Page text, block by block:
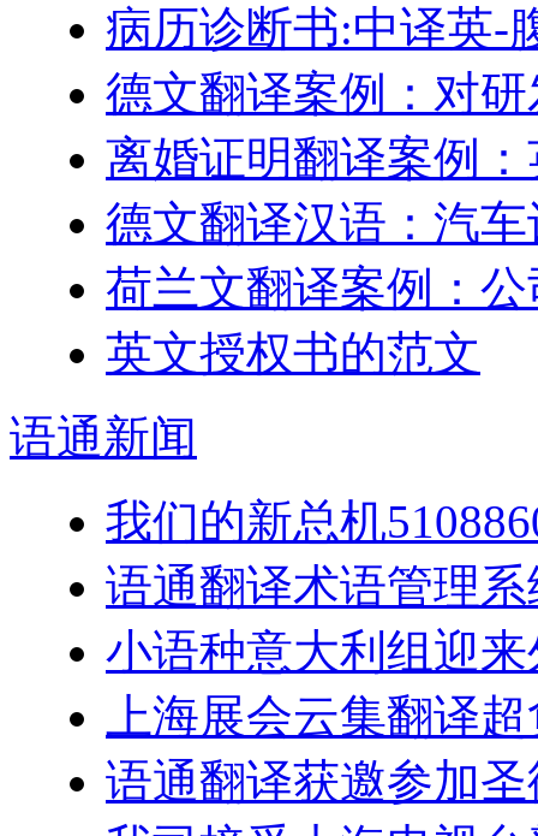
病历诊断书:中译英-
德文翻译案例：对
离婚证明翻译案例
德文翻译汉语：汽
荷兰文翻译案例：
英文授权书的范文
语通新闻
我们的新总机
语通翻译术语管理
小语种意大利组迎
上海展会云集翻译
语通翻译获邀参加